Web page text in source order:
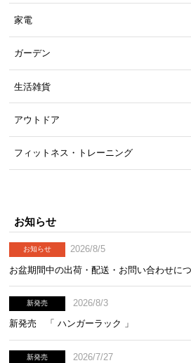
コイルの独立性を保てる平行配
コイル配列
家電
ガーデン
生活雑貨
アウトドア
フィットネス・トレーニング
お知らせ
お知らせ
2026/8/5
お盆期間中の出荷・配送・お問い合わせに
新発売
2026/8/3
新発売 「 ハンガーラック 」
新発売
2026/7/27